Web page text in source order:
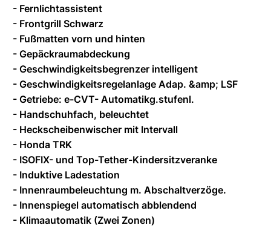
- Fernlichtassistent
- Frontgrill Schwarz
- Fußmatten vorn und hinten
- Gepäckraumabdeckung
- Geschwindigkeitsbegrenzer intelligent
- Geschwindigkeitsregelanlage Adap. &amp; LSF
- Getriebe: e-CVT- Automatikg.stufenl.
- Handschuhfach, beleuchtet
- Heckscheibenwischer mit Intervall
- Honda TRK
- ISOFIX- und Top-Tether-Kindersitzveranke
- Induktive Ladestation
- Innenraumbeleuchtung m. Abschaltverzöge.
- Innenspiegel automatisch abblendend
- Klimaautomatik (Zwei Zonen)